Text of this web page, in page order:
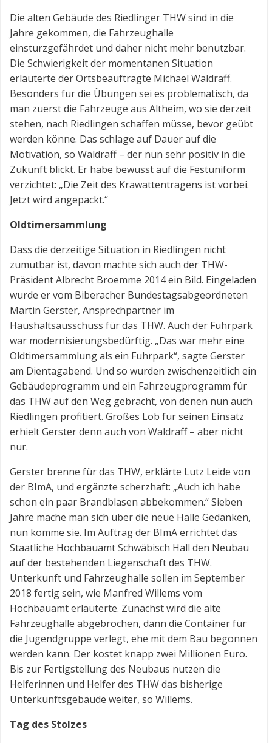
Die alten Gebäude des Riedlinger THW sind in die
Jahre gekommen, die Fahrzeughalle
einsturzgefährdet und daher nicht mehr benutzbar.
Die Schwierigkeit der momentanen Situation
erläuterte der Ortsbeauftragte Michael Waldraff.
Besonders für die Übungen sei es problematisch, da
man zuerst die Fahrzeuge aus Altheim, wo sie derzeit
stehen, nach Riedlingen schaffen müsse, bevor geübt
werden könne. Das schlage auf Dauer auf die
Motivation, so Waldraff – der nun sehr positiv in die
Zukunft blickt. Er habe bewusst auf die Festuniform
verzichtet: „Die Zeit des Krawattentragens ist vorbei.
Jetzt wird angepackt.“
Oldtimersammlung
Dass die derzeitige Situation in Riedlingen nicht
zumutbar ist, davon machte sich auch der THW-
Präsident Albrecht Broemme 2014 ein Bild. Eingeladen
wurde er vom Biberacher Bundestagsabgeordneten
Martin Gerster, Ansprechpartner im
Haushaltsausschuss für das THW. Auch der Fuhrpark
war modernisierungsbedürftig. „Das war mehr eine
Oldtimersammlung als ein Fuhrpark“, sagte Gerster
am Dientagabend. Und so wurden zwischenzeitlich ein
Gebäudeprogramm und ein Fahrzeugprogramm für
das THW auf den Weg gebracht, von denen nun auch
Riedlingen profitiert. Großes Lob für seinen Einsatz
erhielt Gerster denn auch von Waldraff – aber nicht
nur.
Gerster brenne für das THW, erklärte Lutz Leide von
der BImA, und ergänzte scherzhaft: „Auch ich habe
schon ein paar Brandblasen abbekommen.“ Sieben
Jahre mache man sich über die neue Halle Gedanken,
nun komme sie. Im Auftrag der BImA errichtet das
Staatliche Hochbauamt Schwäbisch Hall den Neubau
auf der bestehenden Liegenschaft des THW.
Unterkunft und Fahrzeughalle sollen im September
2018 fertig sein, wie Manfred Willems vom
Hochbauamt erläuterte. Zunächst wird die alte
Fahrzeughalle abgebrochen, dann die Container für
die Jugendgruppe verlegt, ehe mit dem Bau begonnen
werden kann. Der kostet knapp zwei Millionen Euro.
Bis zur Fertigstellung des Neubaus nutzen die
Helferinnen und Helfer des THW das bisherige
Unterkunftsgebäude weiter, so Willems.
Tag des Stolzes